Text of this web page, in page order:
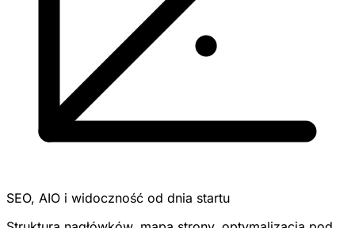
SEO, AIO i widoczność od dnia startu